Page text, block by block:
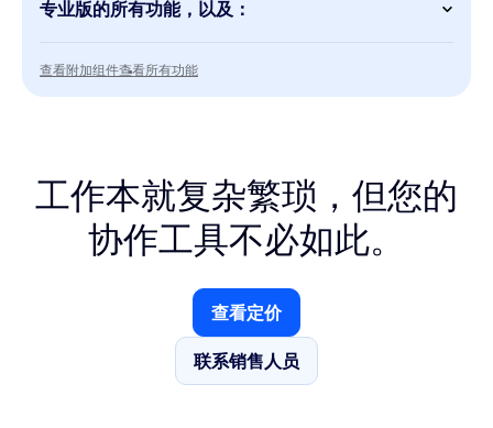
Mail
Calendar
Docs
无限量文档
AI 优先的任务管理
专业版的所有功能，以及：
Meetings
每次会议最多可容纳 300 名参会者
无限制白板
Scheduler
端到端加密
查看附加组件查看附加组件
查看所有功能
工作本就复杂繁琐，但您的
协作工具不必如此。
查看定价
查看定价
联系销售人员
联系销售人员